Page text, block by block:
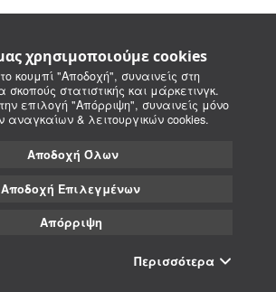
χρησιμοποιούμε cookies
κουμπί "Αποδοχή", συναινείς στη
σκοπούς στατιστικής και μάρκετινγκ.
επιλογή "Απόρριψη", συναινείς μόνο
αναγκαίων & λειτουργικών cookies.
Αποδοχή Όλων
Αποδοχή Επιλεγμένων
Απόρριψη
Περισσότερα